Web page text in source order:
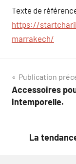
Texte de
https://
marrakech/
de
Publication
Accessoires
intemporelle.
La